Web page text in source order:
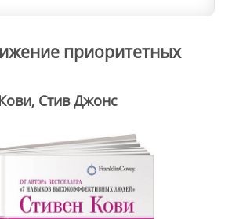
приоритетных
Стив Джонс